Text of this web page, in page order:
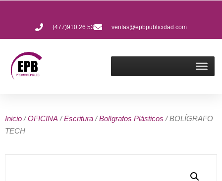
(477)910 26 53 ventas@epbpublicidad.com
Inicio /OFICINA /Escritura /Bolígrafos Plásticos / BOLÍGRAFO
TECH